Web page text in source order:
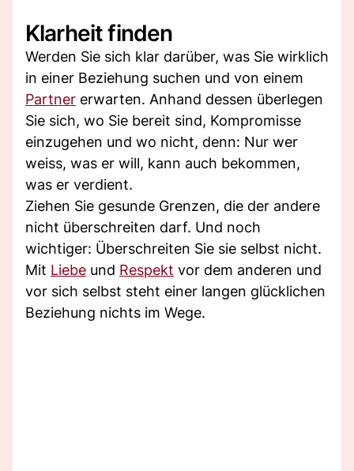
Klarheit finden
Werden Sie sich klar darüber, was Sie wirklich
in einer Beziehung suchen und von einem
Partner erwarten. Anhand dessen überlegen
Sie sich, wo Sie bereit sind, Kompromisse
einzugehen und wo nicht, denn: Nur wer
weiss, was er will, kann auch bekommen,
was er verdient.
Ziehen Sie gesunde Grenzen, die der andere
nicht überschreiten darf. Und noch
wichtiger: Überschreiten Sie sie selbst nicht.
Mit Liebe und Respekt vor dem anderen und
vor sich selbst steht einer langen glücklichen
Beziehung nichts im Wege.